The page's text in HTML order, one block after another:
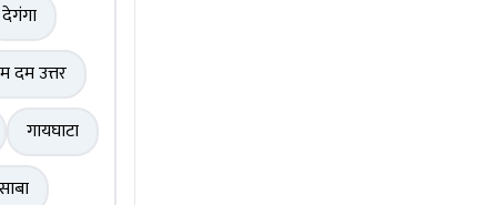
देगंगा
दम उत्तर
गायघाटा